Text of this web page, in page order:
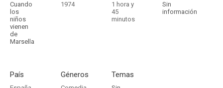
Cuando
los
niños
vienen
de
Marsella
1974
1 hora y
45
minutos
Sin
información
País Géneros Temas